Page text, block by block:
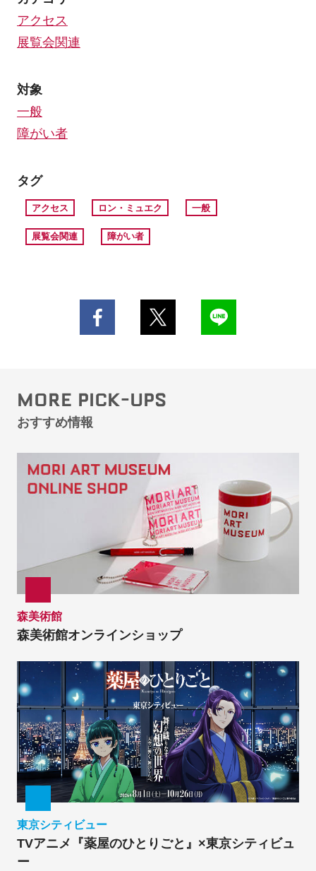
アクセス
展覧会関連
対象
一般
障がい者
タグ
アクセス ロン・ミュエク 一般
展覧会関連 障がい者
MORE PICK-UPS
おすすめ情報
森美術館
森美術館オンラインショップ
東京シティビュー
TVアニメ『薬屋のひとりごと』×東京シティビュ
ー